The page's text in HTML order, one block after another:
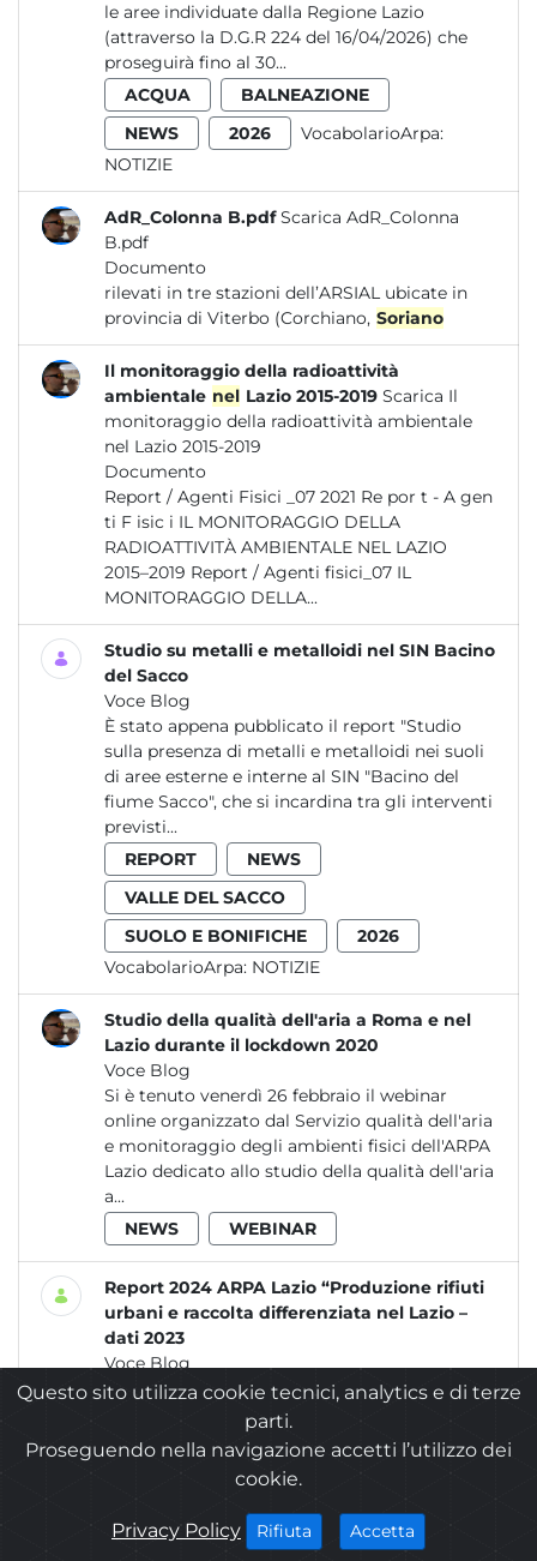
le aree individuate dalla Regione Lazio
(attraverso la D.G.R 224 del 16/04/2026) che
proseguirà fino al 30...
ACQUA
BALNEAZIONE
NEWS
2026
VocabolarioArpa:
NOTIZIE
AdR_Colonna B.pdf Scarica AdR_Colonna
B.pdf
Documento
rilevati in tre stazioni dell’ARSIAL ubicate in
provincia di Viterbo (Corchiano, Soriano
Il monitoraggio della radioattività
ambientale nel Lazio 2015-2019 Scarica Il
monitoraggio della radioattività ambientale
nel Lazio 2015-2019
Documento
Report / Agenti Fisici _07 2021 Re por t - A gen
ti F isic i IL MONITORAGGIO DELLA
RADIOATTIVITÀ AMBIENTALE NEL LAZIO
2015–2019 Report / Agenti fisici_07 IL
MONITORAGGIO DELLA...
Studio su metalli e metalloidi nel SIN Bacino
del Sacco
Voce Blog
È stato appena pubblicato il report "Studio
sulla presenza di metalli e metalloidi nei suoli
di aree esterne e interne al SIN "Bacino del
fiume Sacco", che si incardina tra gli interventi
previsti...
REPORT
NEWS
VALLE DEL SACCO
SUOLO E BONIFICHE
2026
VocabolarioArpa: NOTIZIE
Studio della qualità dell'aria a Roma e nel
Lazio durante il lockdown 2020
Voce Blog
Si è tenuto venerdì 26 febbraio il webinar
online organizzato dal Servizio qualità dell'aria
e monitoraggio degli ambienti fisici dell'ARPA
Lazio dedicato allo studio della qualità dell'aria
a...
NEWS
WEBINAR
Report 2024 ARPA Lazio “Produzione rifiuti
urbani e raccolta differenziata nel Lazio –
dati 2023
Voce Blog
L'ARPA Lazio ha pubblicato il Rapporto 2024
“Produzione rifiuti urbani e raccolta
differenziata nel Lazio – Dati 2023”,
evidenziando un miglioramento nella gestione
dei rifiuti urbani e nella...
NEWS
VocabolarioArpa:NOTIZIE
Questo sito utilizza cookie tecnici, analytics e di terze
parti.
Proseguendo nella navigazione accetti l’utilizzo dei
cookie.
Privacy Policycookies
Rifiuta i cookiesAccetta